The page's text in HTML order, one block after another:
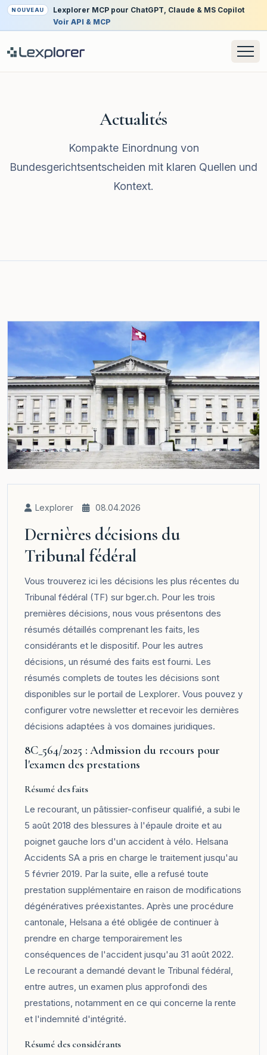
NOUVEAU
Lexplorer MCP pour ChatGPT, Claude & MS Copilot
Voir API & MCP
Actualités
Kompakte Einordnung von
Bundesgerichtsentscheiden mit klaren Quellen und
Kontext.
Lexplorer 08.04.2026
Dernières décisions du
Tribunal fédéral
Vous trouverez ici les décisions les plus récentes du
Tribunal fédéral (TF) sur bger.ch. Pour les trois
premières décisions, nous vous présentons des
résumés détaillés comprenant les faits, les
considérants et le dispositif. Pour les autres
décisions, un résumé des faits est fourni. Les
résumés complets de toutes les décisions sont
disponibles sur le portail de Lexplorer. Vous pouvez y
configurer votre newsletter et recevoir les dernières
décisions adaptées à vos domaines juridiques.
8C_564/2025 : Admission du recours pour
l'examen des prestations
Résumé des faits
Le recourant, un pâtissier-confiseur qualifié, a subi le
5 août 2018 des blessures à l'épaule droite et au
poignet gauche lors d'un accident à vélo. Helsana
Accidents SA a pris en charge le traitement jusqu'au
5 février 2019. Par la suite, elle a refusé toute
prestation supplémentaire en raison de modifications
dégénératives préexistantes. Après une procédure
cantonale, Helsana a été obligée de continuer à
prendre en charge temporairement les
conséquences de l'accident jusqu'au 31 août 2022.
Le recourant a demandé devant le Tribunal fédéral,
entre autres, un examen plus approfondi des
prestations, notamment en ce qui concerne la rente
et l'indemnité d'intégrité.
Résumé des considérants